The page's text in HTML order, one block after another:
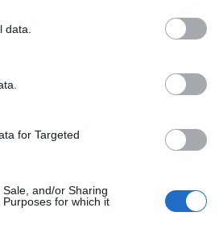
for Targeted
and/or Sharing
for which it